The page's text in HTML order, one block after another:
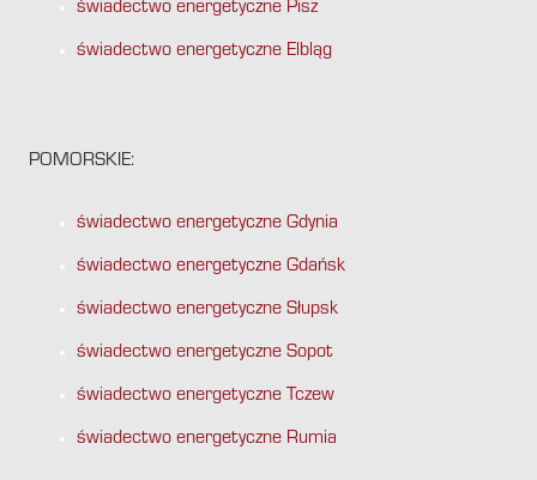
świadectwo energetyczne Pisz
świadectwo energetyczne Elbląg
POMORSKIE:
świadectwo energetyczne Gdynia
świadectwo energetyczne Gdańsk
świadectwo energetyczne Słupsk
świadectwo energetyczne Sopot
świadectwo energetyczne Tczew
świadectwo energetyczne Rumia